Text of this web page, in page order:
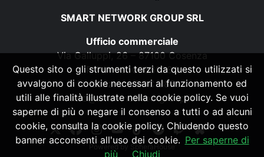
SMART NETWORK GROUP SRL
Ufficio commerciale
Via Galluppi, 26 – 87100 Cosenza
P. IVA 03500860782
N. iscrizione ROC 28794
info@smartnetworkgroup.it
Powered by SpheraHouse
Questo sito o gli strumenti terzi da questo utilizzati si
avvalgono di cookie necessari al funzionamento ed
utili alle finalità illustrate nella cookie policy. Se vuoi
saperne di più o negare il consenso a tutti o ad alcuni
cookie, consulta la cookie policy. Chiudendo questo
banner acconsenti all'uso dei cookie. Per saperne di
più
Chiudi